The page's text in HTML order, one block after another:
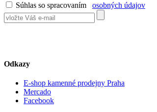
Súhlas so spracovaním osobných údajov
Odkazy
E-shop kamenné prodejny Praha
Mercado
Facebook